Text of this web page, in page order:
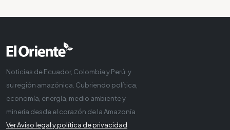
Noticias de Ecuador, Colombia y Perú, y
su región amazónica. Cubriendo política,
economía, energía, medio ambiente y
minería desde el corazón de la Amazonía
Ver Aviso legal y política de privacidad